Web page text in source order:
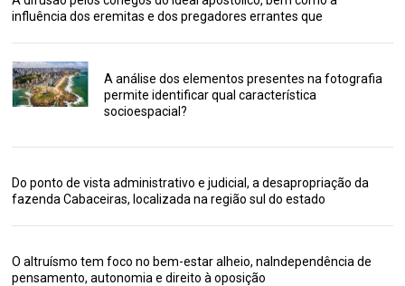
influência dos eremitas e dos pregadores errantes que
A análise dos elementos presentes na fotografia
permite identificar qual característica
socioespacial?
Do ponto de vista administrativo e judicial, a desapropriação da
fazenda Cabaceiras, localizada na região sul do estado
O altruísmo tem foco no bem-estar alheio, naIndependência de
pensamento, autonomia e direito à oposição